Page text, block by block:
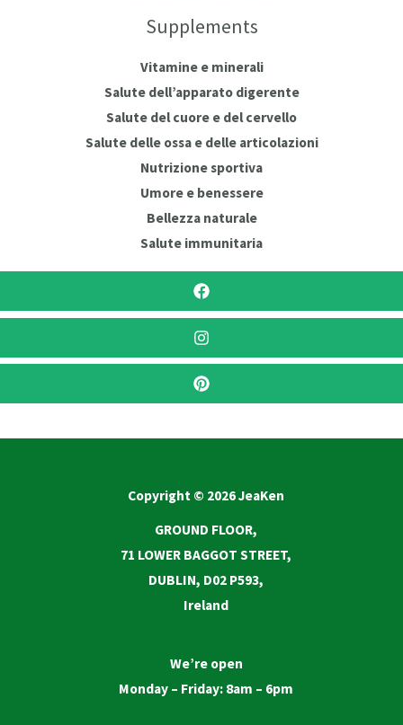
Supplements
Vitamine e minerali
Salute dell’apparato digerente
Salute del cuore e del cervello
Salute delle ossa e delle articolazioni
Nutrizione sportiva
Umore e benessere
Bellezza naturale
Salute immunitaria
Copyright © 2026 JeaKen
GROUND FLOOR,
71 LOWER BAGGOT STREET,
DUBLIN, D02 P593,
Ireland
We’re open
Monday – Friday: 8am – 6pm